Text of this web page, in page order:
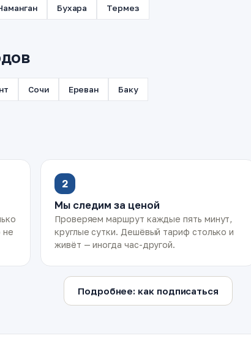
Бухара Термез
Сочи Ереван Баку
не
2
Мы следим за ценой
Проверяем маршрут каждые пять минут,
круглые сутки. Дешёвый тариф столько и
живёт — иногда час-другой.
Подробнее: как подписаться